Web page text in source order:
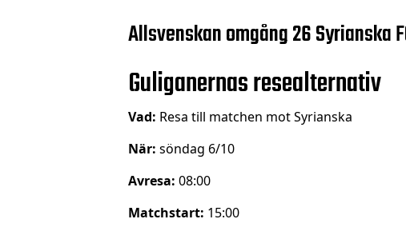
Allsvenskan omgång 26 Syrianska
Guliganernas resealternativ
Vad: Resa till matchen mot Syrianska
När: söndag 6/10
Avresa: 08:00
Matchstart: 15:00